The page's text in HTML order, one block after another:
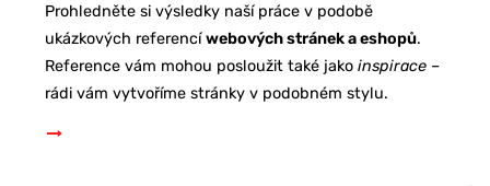
Prohledněte si výsledky naší práce v podobě
ukázkových referencíwebových stránek a eshopů.
Reference vám mohou posloužit také jako inspirace –
rádi vám vytvoříme stránky v podobném stylu.